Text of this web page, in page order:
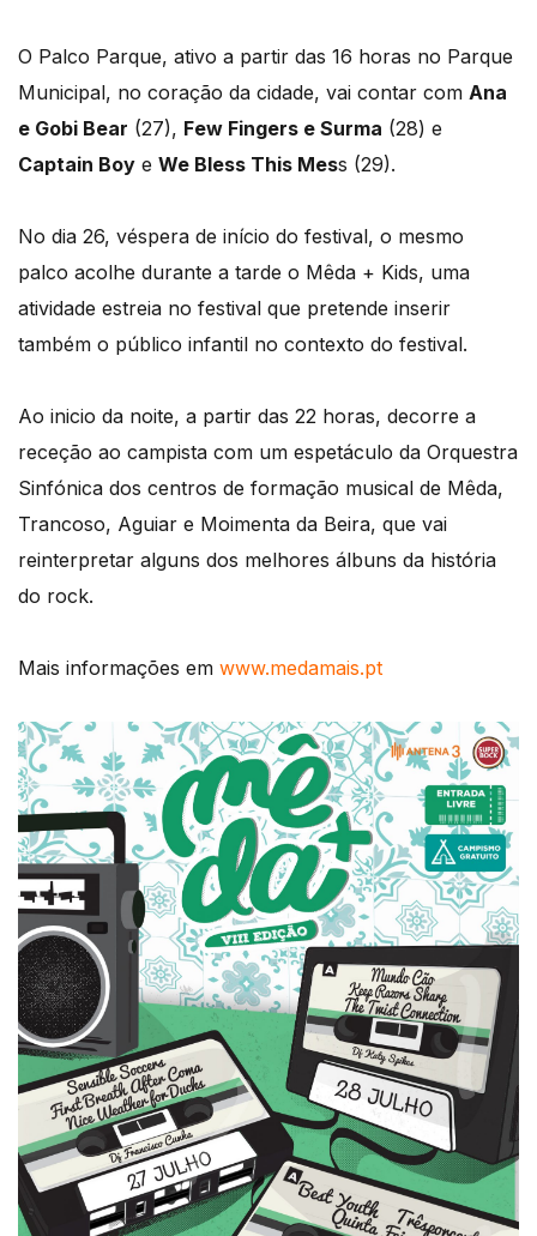
O Palco Parque, ativo a partir das 16 horas no Parque
Municipal, no coração da cidade, vai contar com Ana
e Gobi Bear (27), Few Fingers e Surma (28) e
Captain Boy e We Bless This Mess (29).
No dia 26, véspera de início do festival, o mesmo
palco acolhe durante a tarde o Mêda + Kids, uma
atividade estreia no festival que pretende inserir
também o público infantil no contexto do festival.
Ao inicio da noite, a partir das 22 horas, decorre a
receção ao campista com um espetáculo da Orquestra
Sinfónica dos centros de formação musical de Mêda,
Trancoso, Aguiar e Moimenta da Beira, que vai
reinterpretar alguns dos melhores álbuns da história
do rock.
Mais informações em www.medamais.pt